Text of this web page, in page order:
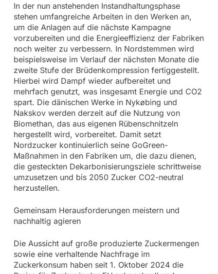
In der nun anstehenden Instandhaltungsphase
stehen umfangreiche Arbeiten in den Werken an,
um die Anlagen auf die nächste Kampagne
vorzubereiten und die Energieeffizienz der Fabriken
noch weiter zu verbessern. In Nordstemmen wird
beispielsweise im Verlauf der nächsten Monate die
zweite Stufe der Brüdenkompression fertiggestellt.
Hierbei wird Dampf wieder aufbereitet und
mehrfach genutzt, was insgesamt Energie und CO2
spart. Die dänischen Werke in Nykøbing und
Nakskov werden derzeit auf die Nutzung von
Biomethan, das aus eigenen Rübenschnitzeln
hergestellt wird, vorbereitet. Damit setzt
Nordzucker kontinuierlich seine GoGreen-
Maßnahmen in den Fabriken um, die dazu dienen,
die gesteckten Dekarbonisierungsziele schrittweise
umzusetzen und bis 2050 Zucker CO2-neutral
herzustellen.
Gemeinsam Herausforderungen meistern und
nachhaltig agieren
Die Aussicht auf große produzierte Zuckermengen
sowie eine verhaltende Nachfrage im
Zuckerkonsum haben seit 1. Oktober 2024 die